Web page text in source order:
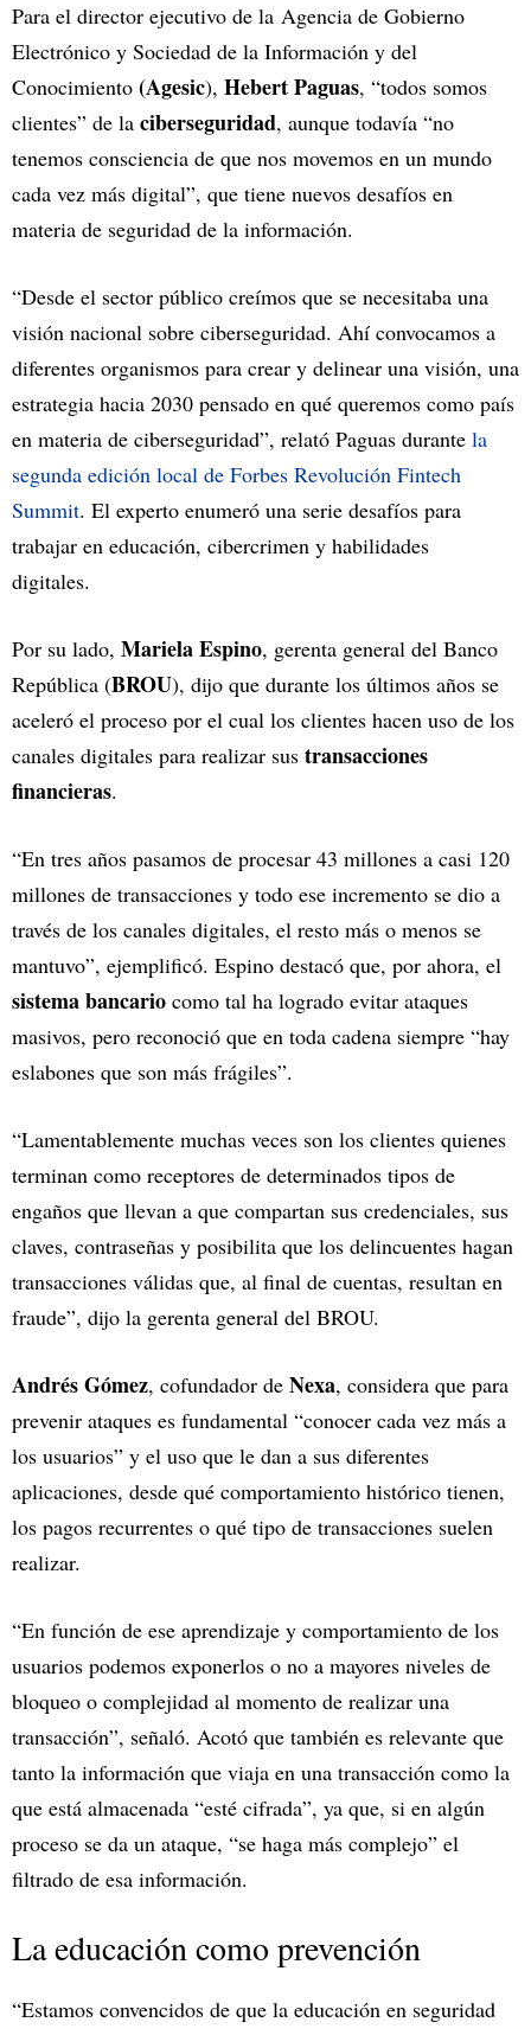
Para el director ejecutivo de la Agencia de Gobierno
Electrónico y Sociedad de la Información y del
Conocimiento (Agesic), Hebert Paguas, “todos somos
clientes” de la ciberseguridad, aunque todavía “no
tenemos consciencia de que nos movemos en un mundo
cada vez más digital”, que tiene nuevos desafíos en
materia de seguridad de la información.
“Desde el sector público creímos que se necesitaba una
visión nacional sobre ciberseguridad. Ahí convocamos a
diferentes organismos para crear y delinear una visión, una
estrategia hacia 2030 pensado en qué queremos como país
en materia de ciberseguridad”, relató Paguas durante la
segunda edición local de Forbes Revolución Fintech
Summit. El experto enumeró una serie desafíos para
trabajar en educación, cibercrimen y habilidades
digitales.
Por su lado, Mariela Espino, gerenta general del Banco
República (BROU), dijo que durante los últimos años se
aceleró el proceso por el cual los clientes hacen uso de los
canales digitales para realizar sus transacciones
financieras.
“En tres años pasamos de procesar 43 millones a casi 120
millones de transacciones y todo ese incremento se dio a
través de los canales digitales, el resto más o menos se
mantuvo”, ejemplificó. Espino destacó que, por ahora, el
sistema bancario como tal ha logrado evitar ataques
masivos, pero reconoció que en toda cadena siempre “hay
eslabones que son más frágiles”.
“Lamentablemente muchas veces son los clientes quienes
terminan como receptores de determinados tipos de
engaños que llevan a que compartan sus credenciales, sus
claves, contraseñas y posibilita que los delincuentes hagan
transacciones válidas que, al final de cuentas, resultan en
fraude”, dijo la gerenta general del BROU.
Andrés Gómez, cofundador de Nexa, considera que para
prevenir ataques es fundamental “conocer cada vez más a
los usuarios” y el uso que le dan a sus diferentes
aplicaciones, desde qué comportamiento histórico tienen,
los pagos recurrentes o qué tipo de transacciones suelen
realizar.
“En función de ese aprendizaje y comportamiento de los
usuarios podemos exponerlos o no a mayores niveles de
bloqueo o complejidad al momento de realizar una
transacción”, señaló. Acotó que también es relevante que
tanto la información que viaja en una transacción como la
que está almacenada “esté cifrada”, ya que, si en algún
proceso se da un ataque, “se haga más complejo” el
filtrado de esa información.
La educación como prevención
“Estamos convencidos de que la educación en seguridad